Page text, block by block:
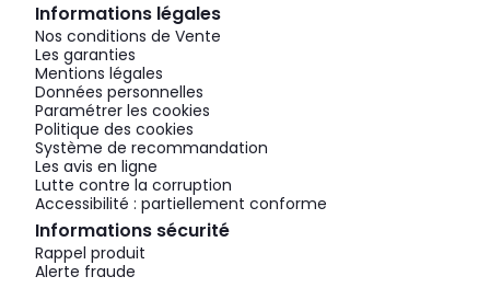
Informations légales
Nos conditions de Vente
Les garanties
Mentions légales
Données personnelles
Paramétrer les cookies
Politique des cookies
Système de recommandation
Les avis en ligne
Lutte contre la corruption
Accessibilité : partiellement conforme
Informations sécurité
Rappel produit
Alerte fraude